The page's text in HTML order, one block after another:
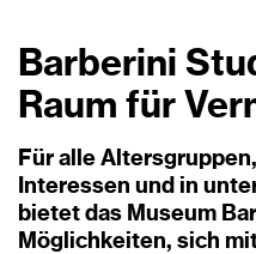
Barberini
Raum für
Für alle
Interessen und in
bietet das Museum
Möglichkeiten, sich